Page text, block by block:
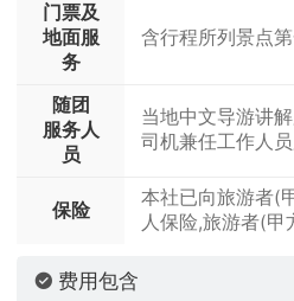
建设史上的一座
交通
当地空调旅游车
早餐:酒店含早 午餐:含
乌鲁木齐酒店双人标准
店：罗岚酒店、丽呈酒
酒店、亚馨酒店】
门票及
地面服
务
含行程所列景点
随团
服务人
员
当地中文导游讲
司机兼任工作人员
保险
本社已向旅游者(
人保险,旅游者(甲
费用包含